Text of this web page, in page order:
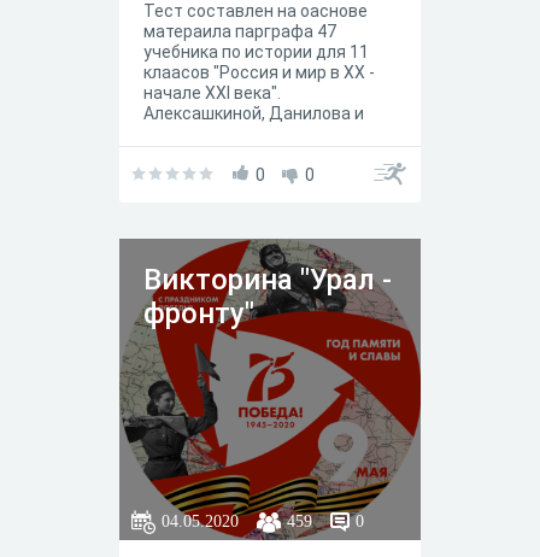
Тест составлен на оаснове
матераила парграфа 47
учебника по истории для 11
клаасов "Россия и мир в XX -
начале XXI века".
Алексашкиной, Данилова и
0 0
Викторина "Урал -
фронту"
04.05.2020 459 0